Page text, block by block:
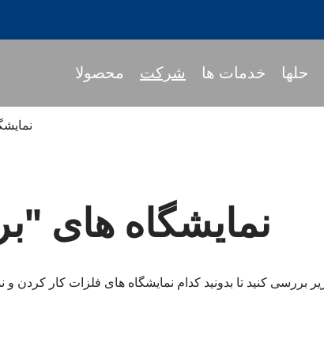
محصولا
گرداننده ابزار MOD
شرکت خدمات ها حلها
نمایشگاه های